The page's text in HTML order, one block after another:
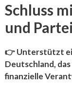
Schluss
und
👉 Unterstützt
Deutschland,
finanzielle